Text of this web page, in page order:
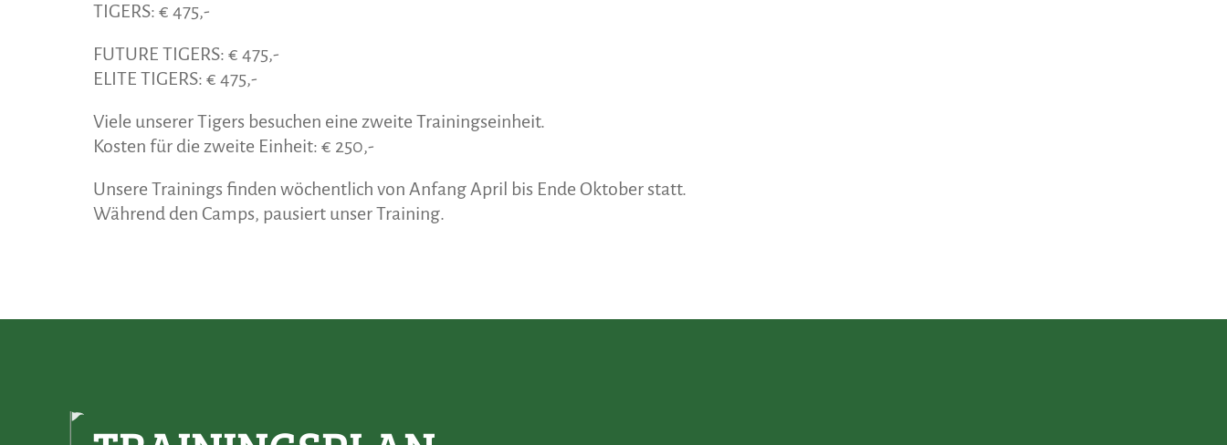
TIGERS: € 475,-
FUTURE TIGERS: € 475,-
ELITE TIGERS: € 475,-
Viele unserer Tigers besuchen eine zweite Trainingseinheit.
Kosten für die zweite Einheit: € 250,-
Unsere Trainings finden wöchentlich von Anfang April bis Ende Oktober statt.
Während den Camps, pausiert unser Training.